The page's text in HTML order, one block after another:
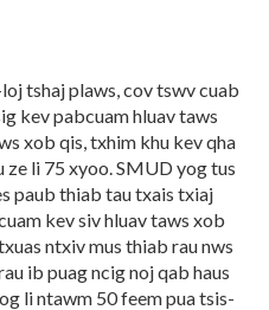
tshaj plaws, cov tswv cuab
kev pabcuam hluav taws
xob qis, txhim khu kev qha
li 75 xyoo. SMUD yog tus
paub thiab tau txais txiaj
kev siv hluav taws xob
ntxiv mus thiab rau nws
ib puag ncig noj qab haus
li ntawm 50 feem pua tsis-